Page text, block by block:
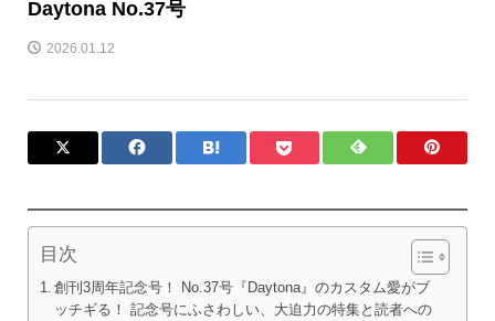
Daytona No.37号
2026.01.12
目次
創刊3周年記念号！ No.37号『Daytona』のカスタム愛がブ
ッチギる！ 記念号にふさわしい、大迫力の特集と読者への